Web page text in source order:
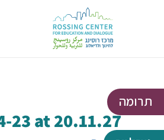
23 at 20.11.27
תרומה